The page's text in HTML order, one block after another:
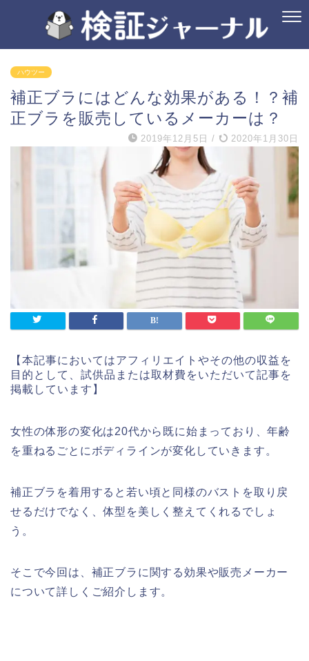
ハウツー
補正ブラにはどんな効果がある！？補
正ブラを販売しているメーカーは？
2019年12月5日 / 2020年1月30日
【本記事においてはアフィリエイトやその他の収益を
目的として、試供品または取材費をいただいて記事を
掲載しています】
女性の体形の変化は20代から既に始まっており、年齢
を重ねるごとにボディラインが変化していきます。
補正ブラを着用すると若い頃と同様のバストを取り戻
せるだけでなく、体型を美しく整えてくれるでしょ
う。
そこで今回は、補正ブラに関する効果や販売メーカー
について詳しくご紹介します。